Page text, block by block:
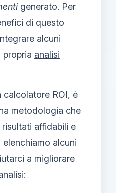
generato. Per
di questo
alcuni
propria analisi
calcolatore ROI, è
metodologia che
affidabili e
alcuni
a migliorare